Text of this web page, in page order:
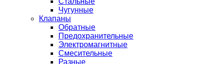
Чугунные
Клапаны
Обратные
Предохранительные
Электромагнитные
Смесительные
Разные